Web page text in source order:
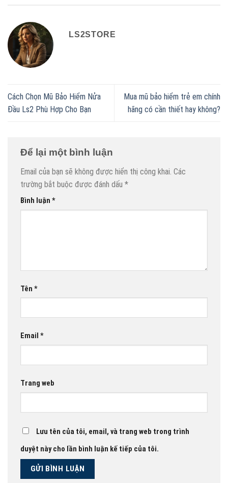
LS2STORE
Cách Chọn Mũ Bảo Hiểm Nửa
Đầu Ls2 Phù Hợp Cho Bạn
Mua mũ bảo hiểm trẻ em chính
hãng có cần thiết hay không?
Để lại một bình luận
Email của bạn sẽ không được hiển thị công khai. Các
trường bắt buộc được đánh dấu *
Bình luận *
Tên *
Email *
Trang web
Lưu tên của tôi, email, và trang web trong trình
duyệt này cho lần bình luận kế tiếp của tôi.